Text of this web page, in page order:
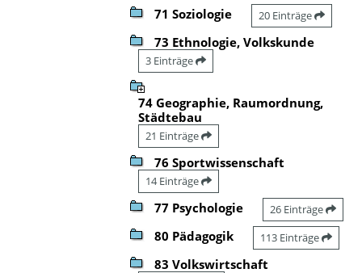
71 Soziologie 20 Einträge
73 Ethnologie, Volkskunde
3 Einträge
74 Geographie, Raumordnung,
Städtebau
21 Einträge
76 Sportwissenschaft
14 Einträge
77 Psychologie 26 Einträge
80 Pädagogik 113 Einträge
83 Volkswirtschaft